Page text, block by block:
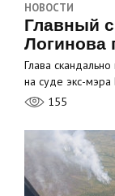
НОВОСТИ
Главный
Логинова
Глава
на суде экс-
155